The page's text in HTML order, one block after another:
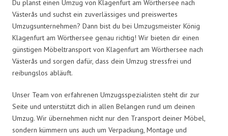
Du planst einen Umzug von Klagenfurt am Wörthersee nach
Västerås und suchst ein zuverlässiges und preiswertes
Umzugsunternehmen? Dann bist du bei Umzugsmeister König
Klagenfurt am Wörthersee genau richtig! Wir bieten dir einen
günstigen Möbeltransport von Klagenfurt am Wörthersee nach
Västerås und sorgen dafür, dass dein Umzug stressfrei und
reibungslos abläuft.
Unser Team von erfahrenen Umzugsspezialisten steht dir zur
Seite und unterstützt dich in allen Belangen rund um deinen
Umzug. Wir übernehmen nicht nur den Transport deiner Möbel,
sondern kümmern uns auch um Verpackung, Montage und